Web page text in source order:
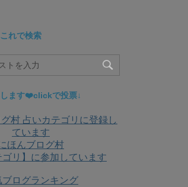
れで検索
ます❤️clickで投票↓
ほんブログ村
ゴリ】に参加しています
ブログランキング